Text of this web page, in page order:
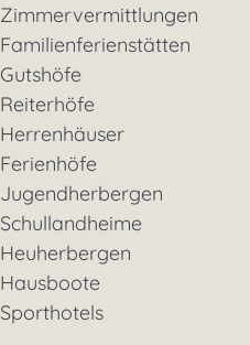
Zimmervermittlungen
Familienferienstätten
Gutshöfe
Reiterhöfe
Herrenhäuser
Ferienhöfe
Jugendherbergen
Schullandheime
Heuherbergen
Hausboote
Sporthotels